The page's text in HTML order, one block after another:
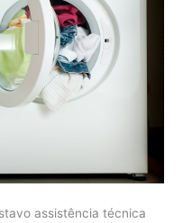
assistência técnica